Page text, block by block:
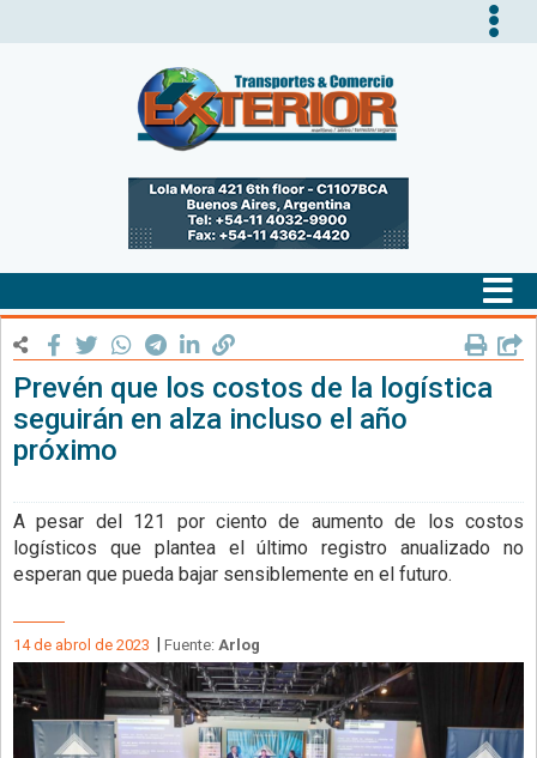
Prevén que los costos de la logística
seguirán en alza incluso el año
próximo
A pesar del 121 por ciento de aumento de los costos
logísticos que plantea el último registro anualizado no
esperan que pueda bajar sensiblemente en el futuro.
14 de abrol de 2023 Fuente: Arlog